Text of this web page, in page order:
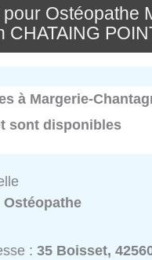
Ostéopathe
CHATAING
à Margerie-
sont disponibles
Ostéopathe
:35 Boisset,